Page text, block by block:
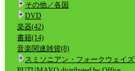
その他／各国
DVD
楽器(42)
書籍(14)
音楽関連雑貨(8)
スミソニアン・フォークウェイズ